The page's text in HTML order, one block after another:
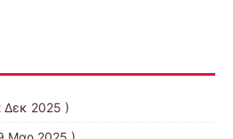
Δεκ 2025 )